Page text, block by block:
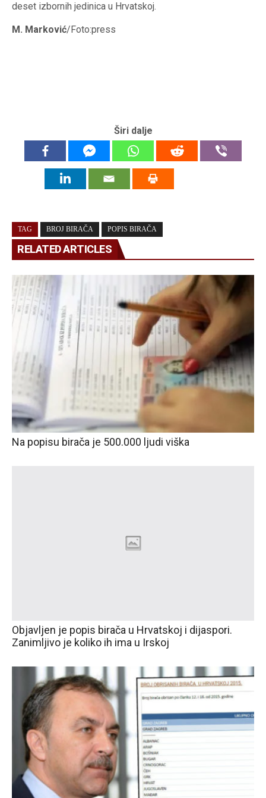
deset izbornih jedinica u Hrvatskoj.
M. Marković/Foto:press
Širi dalje
TAG BROJ BIRAČA POPIS BIRAČA
RELATED ARTICLES
Na popisu birača je 500.000 ljudi viška
Objavljen je popis birača u Hrvatskoj i dijaspori.
Zanimljivo je koliko ih ima u Irskoj